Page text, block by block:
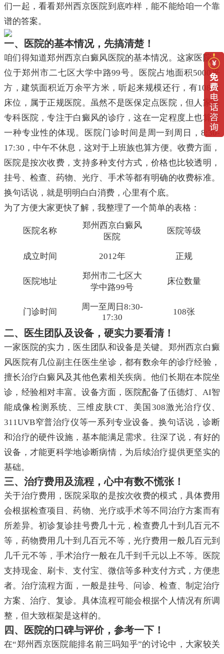
们一起，看看郑州西京医院到底咋样，能不能给咱一个靠
谱的答案。
一、医院的基本情况，先搞清楚！
咱们得知道郑州西京白癜风医院的基本情况。这家医院，
位于郑州市二七区大学中路99号。医院占地面积5000平
方，建筑面积近万余平方米，听起来规模还行，有108张
床位，属于正规医院。虽然不是医保定点医院，但人家是
专科医院，专注于白癜风的诊疗，这在一定程度上也算是
一种专业性的体现。医院门诊时间是周一到周日，8:30-
17:30，中午不休息，这对于上班族也算方便。收费方面，
医院是按次收费，支持多种支付方式，价格也比较透明，
挂号、检查、药物、光疗、手术等都有明确的收费标准。
换句话说，就是明明白白消费，心里有个底。
为了方便大家更快了解，我整理了一个简单的表格：
医院名称
郑州西京白癜风
医院
医院等级
成立时间 2012年 正规
医院地址
郑州市二七区大
学中路99号
床位数量
门诊时间
周一至周日8:30-
17:30
108张
二、医生团队及设备，硬实力要看清！
一家医院的实力，医生团队和设备是关键。郑州西京白癜
风医院有几位副主任医生坐诊，都有数余年的诊疗经验，
擅长治疗白癜风及其他色素相关疾病。他们长期在本院坐
诊，经验相对丰富。设备方面，医院配备了伍德灯、AI智
能成像检测系统、三维皮肤CT、美国308激光治疗仪、
311UVB窄普治疗仪等一系列专业设备。换句话说，诊断
和治疗的硬件设施，基本能满足需求。往深了说，有好的
设备，才能更科学地诊断病情，为后续治疗提供更坚实的
基础。
三、治疗费用及流程，心中有数不慌张！
关于治疗费用，医院采取的是按次收费的模式，具体费用
会根据检查项目、药物、光疗或手术等不同治疗方案而有
所差异。初诊复诊挂号费几十元，检查费几十到几百元不
等，药物费用几十到几百元不等，光疗费用一般几百元到
几千元不等，手术治疗一般在几千到千元以上不等。医院
支持现金、刷卡、支付宝、微信等多种支付方式，方便患
者。治疗流程方面，一般是挂号、问诊、检查、制定治疗
方案、治疗、复诊。具体流程可能会根据个人情况有所调
整，但大致框架是这样的。
四、医院的口碑与评价，参考一下！
在“郑州西京医院能排名前三吗知乎”的讨论中，大家较关